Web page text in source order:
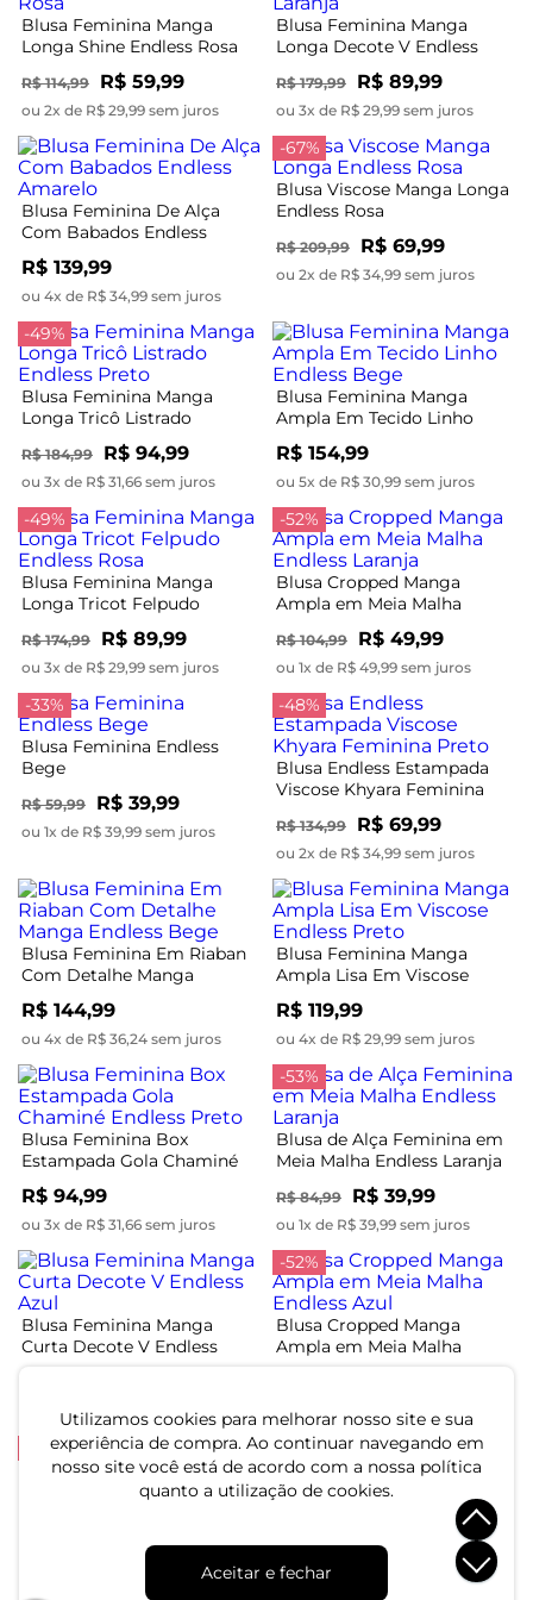
Utilizamos cookies para melhorar nosso site e sua
experiência de compra. Ao continuar navegando em
nosso site você está de acordo com a nossa política
quanto a utilização de cookies.
Aceitar e fechar
Blusa Feminina Manga
Longa Shine Endless Rosa
R$ 114,99 R$ 59,99
ou 2x de R$ 29,99 sem juros
Blusa Feminina Manga
Longa Decote V Endless
R$ 179,99 R$ 89,99
ou 3x de R$ 29,99 sem juros
Blusa Feminina De Alça
Com Babados Endless
Amarelo
R$ 139,99
ou 4x de R$ 34,99 sem juros
-67%
Blusa Viscose Manga Longa
Endless Rosa
R$ 209,99 R$ 69,99
ou 2x de R$ 34,99 sem juros
-49%
Blusa Feminina Manga
Longa Tricô Listrado
Endless Preto
R$ 184,99 R$ 94,99
ou 3x de R$ 31,66 sem juros
Blusa Feminina Manga
Ampla Em Tecido Linho
Endless Bege
R$ 154,99
ou 5x de R$ 30,99 sem juros
-49%
Blusa Feminina Manga
Longa Tricot Felpudo
Endless Rosa
R$ 174,99 R$ 89,99
ou 3x de R$ 29,99 sem juros
-52%
Blusa Cropped Manga
Ampla em Meia Malha
Endless Laranja
R$ 104,99 R$ 49,99
ou 1x de R$ 49,99 sem juros
-33%
Blusa Feminina Endless
Bege
R$ 59,99 R$ 39,99
ou 1x de R$ 39,99 sem juros
-48%
Blusa Endless Estampada
Viscose Khyara Feminina
R$ 134,99 R$ 69,99
ou 2x de R$ 34,99 sem juros
Blusa Feminina Em Riaban
Com Detalhe Manga
Endless Bege
R$ 144,99
ou 4x de R$ 36,24 sem juros
Blusa Feminina Manga
Ampla Lisa Em Viscose
Endless Preto
R$ 119,99
ou 4x de R$ 29,99 sem juros
Blusa Feminina Box
Estampada Gola Chaminé
Endless Preto
R$ 94,99
ou 3x de R$ 31,66 sem juros
-53%
Blusa de Alça Feminina em
Meia Malha Endless Laranja
R$ 84,99 R$ 39,99
ou 1x de R$ 39,99 sem juros
Blusa Feminina Manga
Curta Decote V Endless
ou 2x de R$ 32,49 sem juros
-52%
Blusa Cropped Manga
Ampla em Meia Malha
ou 1x de R$ 49,99 sem juros
-52%
Blusa de Alça Feminina
R$ 54,99
ou 1x de R$ 54,99 sem juros
Bordado E Manga Raglan
Endless Preto
R$ 124,99
ou 4x de R$ 31,24 sem juros